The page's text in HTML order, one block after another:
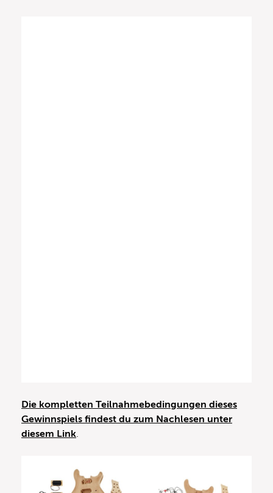
Die kompletten Teilnahmebedingungen dieses
Gewinnspiels findest du zum Nachlesen unter
diesem Link.